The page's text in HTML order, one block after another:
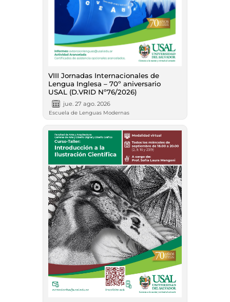
VIII Jornadas Internacionales de
Lengua Inglesa – 70º aniversario
USAL (D.VRID Nº76/2026)
jue. 27 ago. 2026
Escuela de Lenguas Modernas